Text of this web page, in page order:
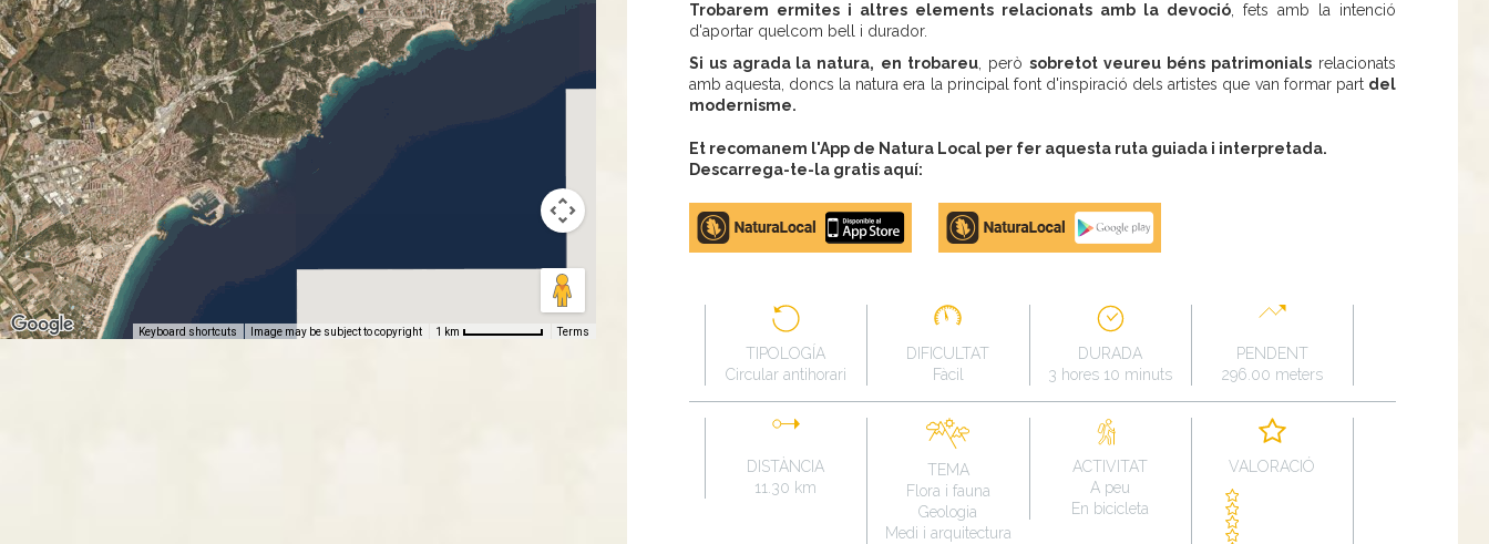
Keyboard shortcuts Image may be subject to copyright 1 km Terms
Trobarem ermites i altres elements relacionats amb la devoció, fets amb la intenció
d'aportar quelcom bell i durador.
Si us agrada la natura, en trobareu, peròsobretot veureu béns patrimonials relacionats
amb aquesta, doncs la natura era la principal font d'inspiració dels artistes que van formar part del
modernisme.
Et recomanem l'App de Natura Local per fer aquesta ruta guiada i interpretada.
Descarrega-te-la gratis aquí:
Apple
store
Google
Play
TIPOLOGÍA
Circular antihorari
DIFICULTAT
Fàcil
DURADA
3 hores 10 minuts
PENDENT
296.00 meters
DISTÀNCIA
11.30 km
TEMA
Flora i fauna
Geologia
Medi i arquitectura
ACTIVITAT
A peu
En bicicleta
VALORACIÓ